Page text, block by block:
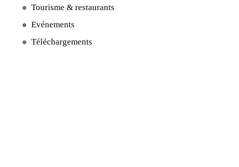
Tourisme & restaurants
Evénements
Téléchargements